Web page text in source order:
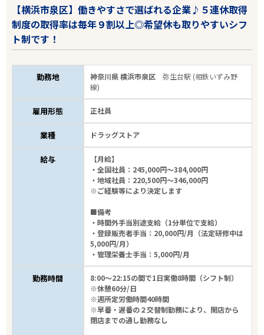
【横浜市泉区】働きやすさで選ばれる企業♪５連休取得
制度の取得率は毎年９割以上◎希望休も取りやすいシフ
ト制です！
勤務地 神奈川県 横浜市泉区弥生台駅 (相鉄いずみ野
線)
雇用形態 正社員
業種 ドラッグストア
給与
【月給】
・全国社員：245,000円～384,000円
・地域社員：220,500円～346,000円
※ご経験等により決定します
■備考
・時間外手当別途支給（1分単位で支給）
・登録販売者手当：20,000円/月（法定研修中は
5,000円/月）
・管理栄養士手当：5,000円/月
勤務時間
8:00～22:15の間で1日実働8時間（シフト制）
※休憩60分/日
※週所定労働時間40時間
※早番・遅番の２交替制勤務により、開店から
閉店までの通し勤務なし